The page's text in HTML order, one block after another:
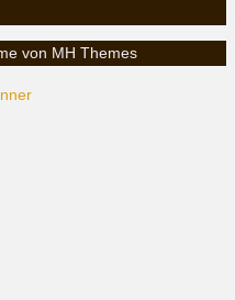
von MH Themes